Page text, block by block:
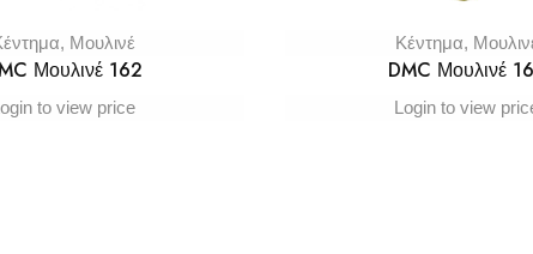
, Μουλινέ
Μουλινέ 162
to view price
Κέντημα,
DMC Μουλινέ
Login to view